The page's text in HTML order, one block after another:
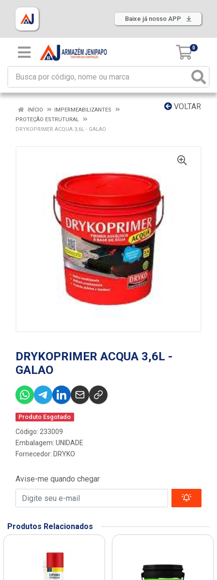
Baixe já nosso APP
0
VOLTAR
INÍCIO
IMPERMEABILIZANTES
PROTEÇÃO ESTRUTURAL
DRYKOPRIMER ACQUA 3,6L - GALAO
DRYKOPRIMER ACQUA 3,6L -
GALAO
Produto Esgotado
Código: 233009
Embalagem: UNIDADE
Fornecedor: DRYKO
Avise-me quando chegar
Produtos Relacionados